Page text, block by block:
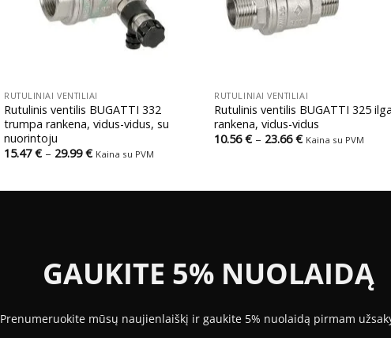
RUTULINIAI VENTILIAI
Rutulinis ventilis BUGATTI 332
trumpa rankena, vidus-vidus, su
nuorintoju
15.47€ – 29.99€Price
Kaina su PVM
RUTULINIAI VENTILIAI
Rutulinis ventilis BUGATTI 325 ilga
rankena, vidus-vidus
10.56€ – 23.66€Price
Kaina su PVM
GAUKITE 5% NUOLAIDĄ
Prenumeruokite mūsų naujienlaiškį ir gaukite 5% nuolaidą pirmam